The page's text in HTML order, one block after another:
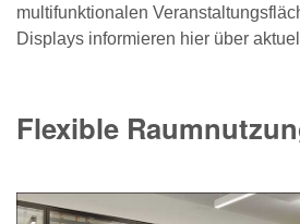
multifunktionalen
Displays informieren hier über
Flexible